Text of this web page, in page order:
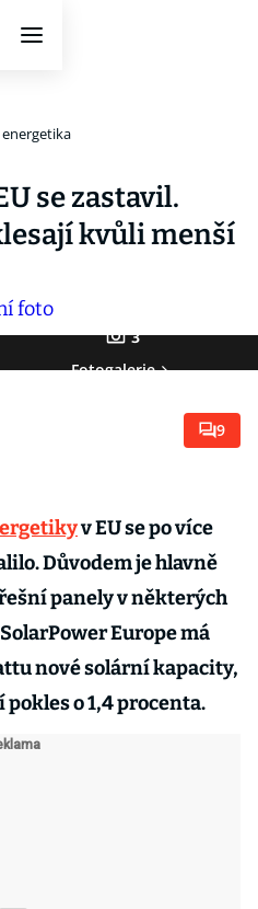
se zastavil.
kvůli menší
3
Fotogalerie
9
v EU se po více
Důvodem je hlavně
panely v některých
Europe má
nové solární kapacity,
o 1,4 procenta.